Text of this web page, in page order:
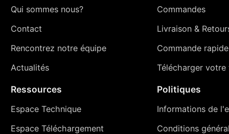
Qui sommes nous?
Contact
Rencontrez notre équipe
Actualités
Commandes
Livraison&
Commande rapide
Télécharger votre
Ressources
Espace Technique
Espace Téléchargement
Politiques
Informations de
Conditions